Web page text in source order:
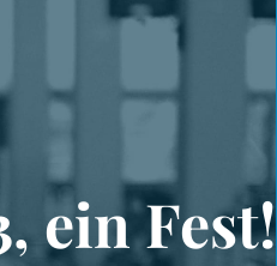
ein Fest!